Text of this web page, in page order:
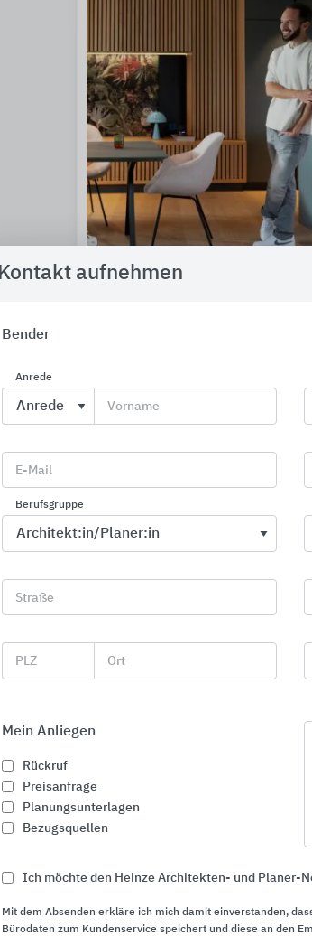
Smart Home System JUNG HOME
Gira Steckdosen
Gira
Kontakt aufnehmen
Bender
Anrede
Vorname
E-Mail
Berufsgruppe
Straße
PLZ Ort
Mein Anliegen
Rückruf
Preisanfrage
Planungsunterlagen
Bezugsquellen
Ich möchte den Heinze Architekten- und Planer-
Mit dem Absenden erkläre ich mich damit einverstanden,
Bürodaten zum Kundenservice speichert und diese an den